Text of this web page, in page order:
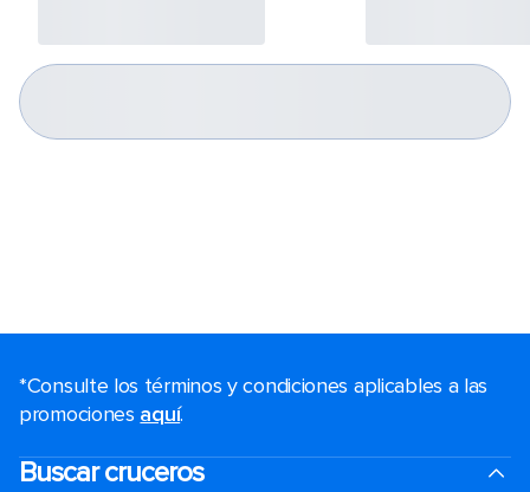
*Consulte los términos y condiciones aplicables a las
promociones aquí.
Buscar cruceros